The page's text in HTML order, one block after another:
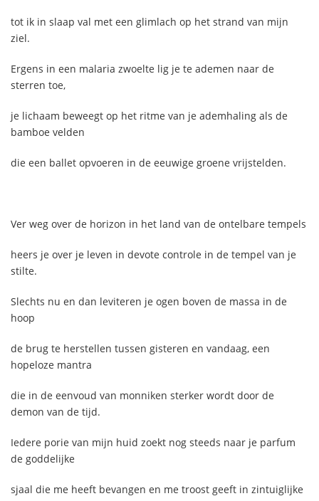
tot ik in slaap val met een glimlach op het strand van mijn
ziel.
Ergens in een malaria zwoelte lig je te ademen naar de
sterren toe,
je lichaam beweegt op het ritme van je ademhaling als de
bamboe velden
die een ballet opvoeren in de eeuwige groene vrijstelden.
Ver weg over de horizon in het land van de ontelbare tempels
heers je over je leven in devote controle in de tempel van je
stilte.
Slechts nu en dan leviteren je ogen boven de massa in de
hoop
de brug te herstellen tussen gisteren en vandaag, een
hopeloze mantra
die in de eenvoud van monniken sterker wordt door de
demon van de tijd.
Iedere porie van mijn huid zoekt nog steeds naar je parfum
de goddelijke
sjaal die me heeft bevangen en me troost geeft in zintuiglijke